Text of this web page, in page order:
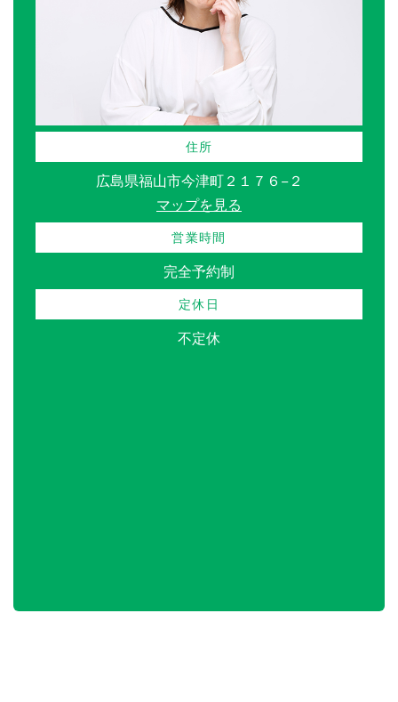
住所
広島県福山市今津町２１７６−２
マップを見る
営業時間
完全予約制
定休日
不定休